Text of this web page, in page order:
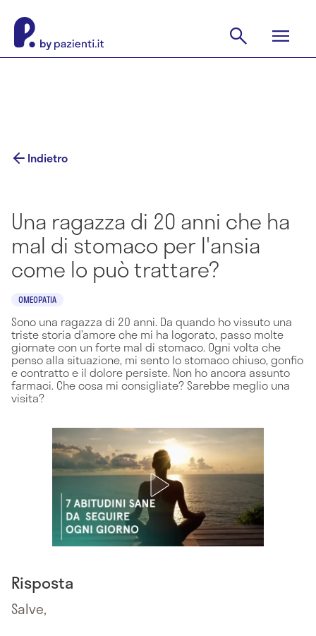
Indietro
Una ragazza di 20 anni che ha
mal di stomaco per l'ansia
come lo può trattare?
OMEOPATIA
Sono una ragazza di 20 anni. Da quando ho vissuto una
triste storia d’amore che mi ha logorato, passo molte
giornate con un forte mal di stomaco. Ogni volta che
penso alla situazione, mi sento lo stomaco chiuso, gonfio
e contratto e il dolore persiste. Non ho ancora assunto
farmaci. Che cosa mi consigliate? Sarebbe meglio una
visita?
Risposta
Salve,